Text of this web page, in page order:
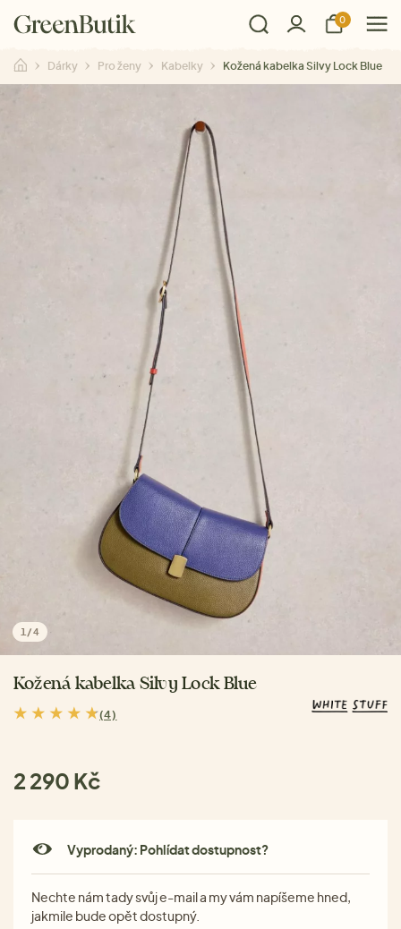
0
Dárky Pro ženy Kabelky Kožená kabelka Silvy Lock Blue
1 /4
Kožená kabelka Silvy Lock Blue
(4)
2 290 Kč
Vyprodaný: Pohlídat dostupnost?
Nechte nám tady svůj e-mail a my vám napíšeme hned,
jakmile bude opět dostupný.